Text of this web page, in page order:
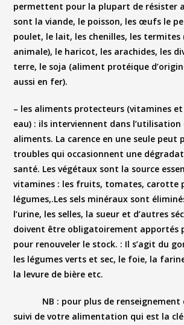
permettent pour la plupart de résister
sont la viande, le poisson, les œufs le
poulet, le lait, les chenilles, les termites
animale), le haricot, les arachides, les
terre, le soja (aliment protéique
aussi en fer).
– les aliments protecteurs (vitamines
eau) : ils interviennent dans l’utilisation
aliments. La carence en une seule peut
troubles qui occasionnent une
santé. Les végétaux sont la source
vitamines : les fruits, tomates, carotte
légumes,.Les sels minéraux sont
l’urine, les selles, la sueur et d’autres
doivent être obligatoirement apportés
pour renouveler le stock. : Il s’agit du
les légumes verts et sec, le foie, la
la levure de bière etc.
NB : pour plus de
suivi de votre alimentation qui est la